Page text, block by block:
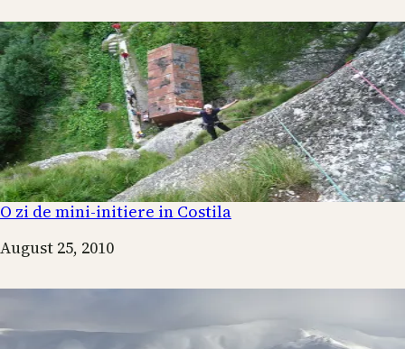
O zi de mini-initiere in Costila
Date
August 25, 2010